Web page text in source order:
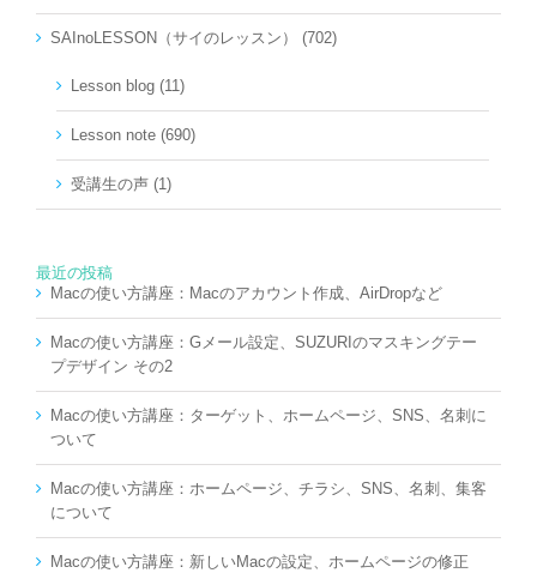
SAInoLESSON（サイのレッスン） (702)
Lesson blog (11)
Lesson note (690)
受講生の声 (1)
最近の投稿
Macの使い方講座：Macのアカウント作成、AirDropなど
Macの使い方講座：Gメール設定、SUZURIのマスキングテー
プデザイン その2
Macの使い方講座：ターゲット、ホームページ、SNS、名刺に
ついて
Macの使い方講座：ホームページ、チラシ、SNS、名刺、集客
について
Macの使い方講座：新しいMacの設定、ホームページの修正